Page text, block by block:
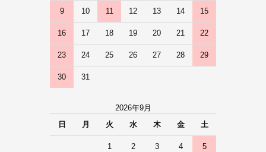
9 10 11 12 13 14 15
16 17 18 19 20 21 22
23 24 25 26 27 28 29
30 31
2026年9月
日
月 火 水 木 金 土
1 2 3 4 5